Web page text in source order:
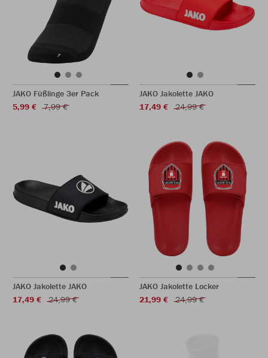
JAKO Füßlinge 3er Pack
5,99 €
7,99 €
JAKO Jakolette JAKO
17,49 €
24,99 €
JAKO Jakolette JAKO
17,49 €
24,99 €
JAKO Jakolette Locker
21,99 €
24,99 €